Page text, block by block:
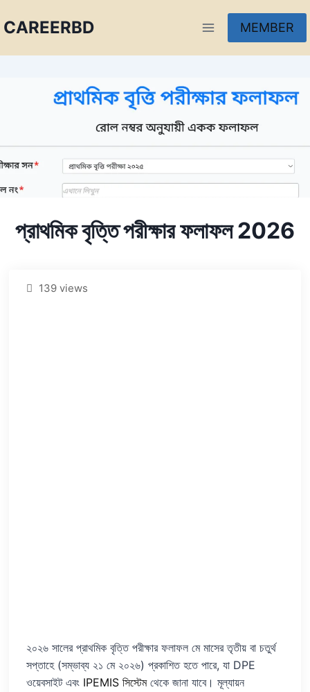
CAREERBD MEMBER
প্রাথমিক বৃত্তি পরীক্ষার ফলাফল 2026
139 views
২০২৬ সালের প্রাথমিক বৃত্তি পরীক্ষার ফলাফল মে মাসের তৃতীয় বা চতুর্থ
সপ্তাহে (সম্ভাব্য ২১ মে ২০২৬) প্রকাশিত হতে পারে, যা DPE
ওয়েবসাইট এবং IPEMIS সিস্টেমথেকে জানা যাবে। মূল্যায়ন
PORTAL